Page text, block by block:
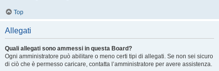
Top
Allegati
Quali allegati sono ammessi in questa Board?
Ogni amministratore può abilitare o meno certi tipi di allegati. Se non sei sicuro
di ciò che è permesso caricare, contatta l’amministratore per avere assistenza.